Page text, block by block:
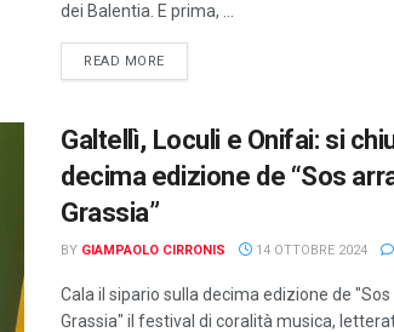
dei Balentia. E prima, ...
READ MOREDETAILS
Galtellì, Loculi e Onifai: si
decima edizione de “Sos
Grassia”
BY GIAMPAOLO CIRRONIS 14 OTTOBRE 2024
Cala il sipario sulla decima edizione de
Grassia" il festival di coralità musica,